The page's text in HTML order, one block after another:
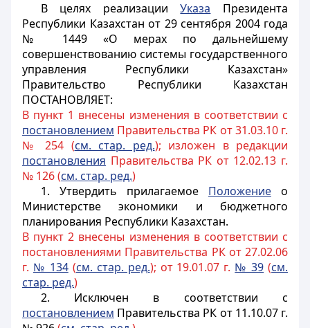
В целях реализацииУказа Президента
Республики Казахстан от 29 сентября 2004 года
№ 1449 «О мерах по дальнейшему
совершенствованию системы государственного
управления Республики Казахстан»
Правительство Республики Казахстан
ПОСТАНОВЛЯЕТ:
В пункт 1 внесены изменения в соответствии с
постановлением Правительства РК от 31.03.10 г.
№ 254 (см. стар. ред.); изложен в редакции
постановления Правительства РК от 12.02.13 г.
№ 126 (см. стар. ред.)
1. Утвердить прилагаемое Положениео
Министерстве экономики и бюджетного
планирования Республики Казахстан.
В пункт 2 внесены изменения в соответствии с
постановлениями Правительства РК от 27.02.06
г. № 134(см. стар. ред.); от 19.01.07 г. № 39 (см.
стар. ред.)
2. Исключен в соответствии с
постановлением Правительства РК от 11.10.07 г.